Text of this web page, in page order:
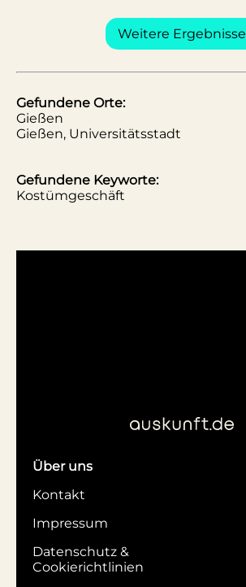
Weitere Ergebnisse
Gefundene Orte:
Gießen
Gießen, Universitätsstadt
Gefundene Keyworte:
Kostümgeschäft
Über uns
Kontakt
Impressum
Datenschutz &
Cookierichtlinien